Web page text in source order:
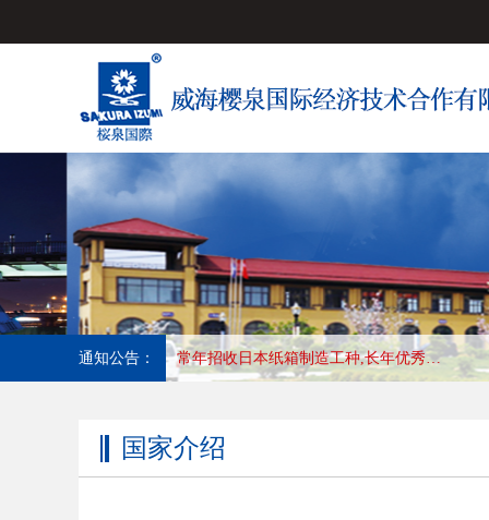
通知公告： 常年招收日本塑料薄膜加工印刷,长年合作优秀会社，收入高，待遇好，工作地:大阪
国家介绍